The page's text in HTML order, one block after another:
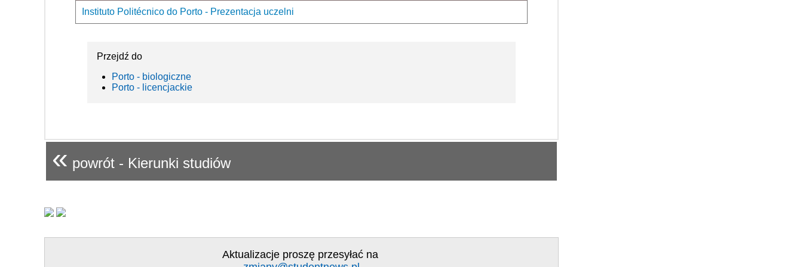
Instituto Politécnico do Porto - Prezentacja uczelni
Przejdź do
Porto - biologiczne
Porto - licencjackie
« powrót - Kierunki studiów
Aktualizacje proszę przesyłać na